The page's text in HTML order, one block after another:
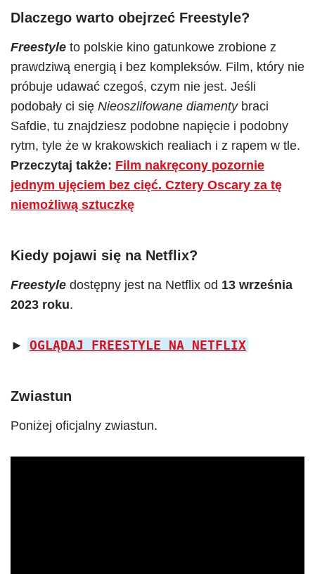
Dlaczego warto obejrzeć Freestyle?
Freestyle to polskie kino gatunkowe zrobione z
prawdziwą energią i bez kompleksów. Film, który nie
próbuje udawać czegoś, czym nie jest. Jeśli
podobały ci się Nieoszlifowane diamentybraci
Safdie, tu znajdziesz podobne napięcie i podobny
rytm, tyle że w krakowskich realiach i z rapem w tle.
Przeczytaj także: Film nakręcony pozornie
jednym ujęciem bez cięć. Cztery Oscary za tę
niemożliwą sztuczkę
Kiedy pojawi się na Netflix?
Freestyle dostępny jest na Netflix od 13 września
2023 roku.
► OGLĄDAJ FREESTYLE NA NETFLIX
Zwiastun
Poniżej oficjalny zwiastun.